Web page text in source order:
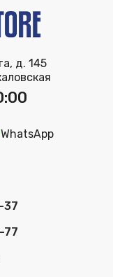
д. 145
WhatsApp
37
77